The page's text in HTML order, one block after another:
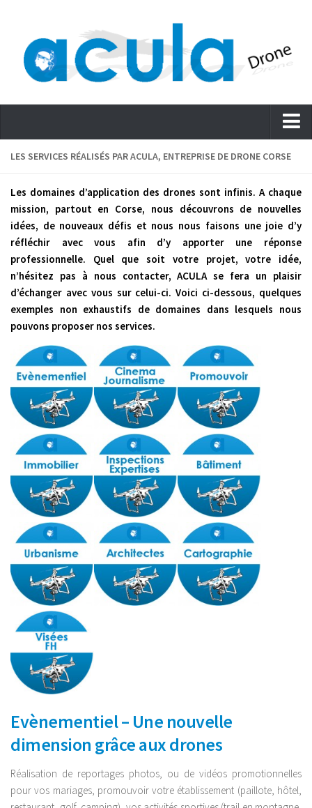
Accueil
Services
Evénementiel
Promouvoir
Immobilier
Bâtiment
Urbanisme
Architectes
Cartographie
Visites virtuelles
Galeries
Galerie photo
Galerie video
Téléchargements
Contact
Espace Client
LES SERVICES RÉALISÉS PAR ACULA, ENTREPRISE DE DRONE CORSE
Les domaines d’application des drones sont infinis. A chaque
mission, partout en Corse, nous découvrons de nouvelles
idées, de nouveaux défis et nous nous faisons une joie d’y
réfléchir avec vous afin d’y apporter une réponse
professionnelle. Quel que soit votre projet, votre idée,
n’hésitez pas à nous contacter, ACULA se fera un plaisir
d’échanger avec vous sur celui-ci. Voici ci-dessous, quelques
exemples non exhaustifs de domaines dans lesquels nous
pouvons proposer nos services.
Evènementiel – Une nouvelle
dimension grâce aux drones
Réalisation de reportages photos, ou de vidéos promotionnelles
pour vos mariages, promouvoir votre établissement (paillote, hôtel,